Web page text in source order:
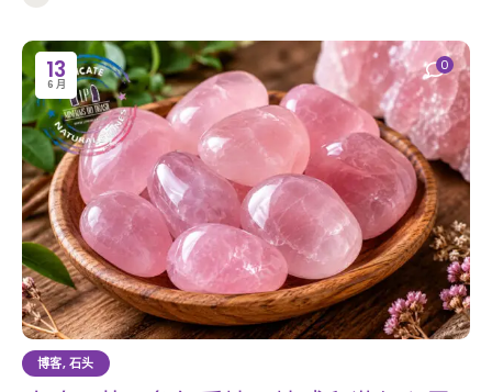
13
6 月
0
博客,石头